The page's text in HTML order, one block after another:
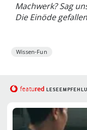
Machwerk? Sag
Die Einöde
Wissen-Fun
featured